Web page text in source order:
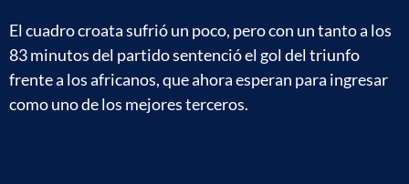
El cuadro croata sufrió un poco, pero con un tanto a los
83 minutos del partido sentenció el gol del triunfo
frente a los africanos, que ahora esperan para ingresar
como uno de los mejores terceros.